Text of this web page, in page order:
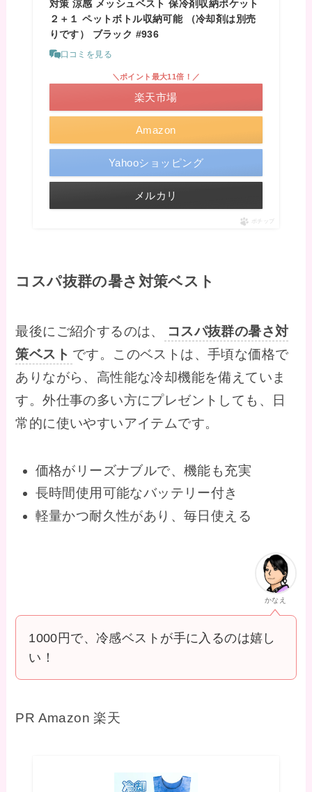
対策 涼感 メッシュベスト 保冷剤収納ポケット
２＋１ ペットボトル収納可能 （冷却剤は別売
りです） ブラック #936
口コミを見る
Amazon
＼ポイント最大11倍！／
楽天市場
Yahooショッピング
メルカリ
ポチップ
コスパ抜群の暑さ対策ベスト
最後にご紹介するのは、
コスパ抜群の暑さ対
策ベスト です。このベストは、手頃な価格で
ありながら、高性能な冷却機能を備えていま
す。外仕事の多い方にプレゼントしても、日
常的に使いやすいアイテムです。
価格がリーズナブルで、機能も充実
長時間使用可能なバッテリー付き
軽量かつ耐久性があり、毎日使える
かなえ
1000円で、冷感ベストが手に入るのは嬉し
い！
PR Amazon 楽天